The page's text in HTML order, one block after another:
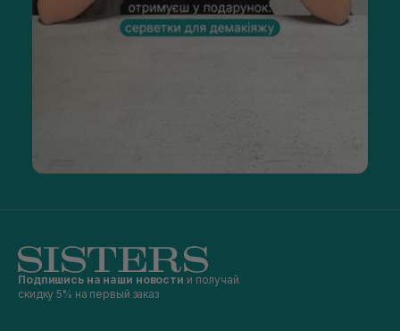
Подпишись на наши новости и получай
скидку 5% на первый заказ